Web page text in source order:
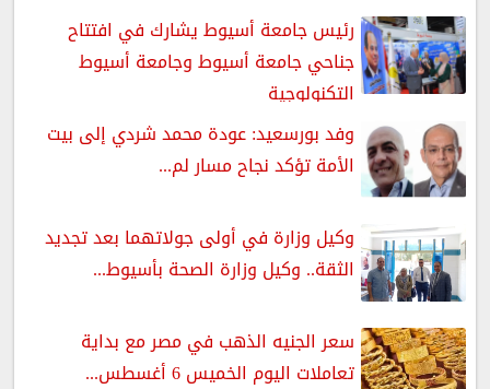
رئيس جامعة أسيوط يشارك في افتتاح
جناحي جامعة أسيوط وجامعة أسيوط
التكنولوجية
وفد بورسعيد: عودة محمد شردي إلى بيت
الأمة تؤكد نجاح مسار لم...
وكيل وزارة في أولى جولاتهما بعد تجديد
الثقة.. وكيل وزارة الصحة بأسيوط...
سعر الجنيه الذهب في مصر مع بداية
تعاملات اليوم الخميس 6 أغسطس...